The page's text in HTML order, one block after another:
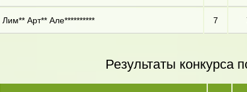
Лим** Арт** Але********** 7
Результаты конкурса